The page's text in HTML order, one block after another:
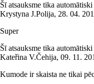
Šī atsauksme tika
Krystyna J.Polija, 28. 04.
Super
Šī atsauksme tika
Kateřina V.Čehija, 09. 11.
Kumode ir skaista ne tikai